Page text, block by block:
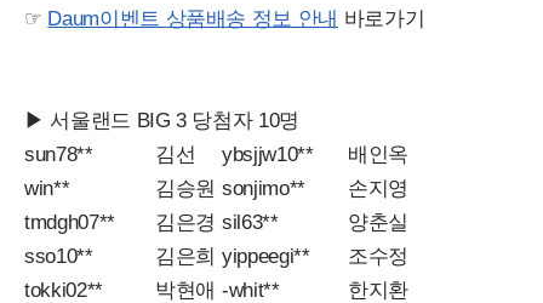
☞ Daum이벤트 상품배송 정보 안내 바로가기
▶ 서울랜드 BIG 3 당첨자 10명
sun78**
win**
tmdgh07**
sso10**
tokki02**
김선
김승원
김은경
김은희
박현애
ybsjjw10**
sonjimo**
sil63**
yippeegi**
-whit**
배인옥
손지영
양춘실
조수정
한지환